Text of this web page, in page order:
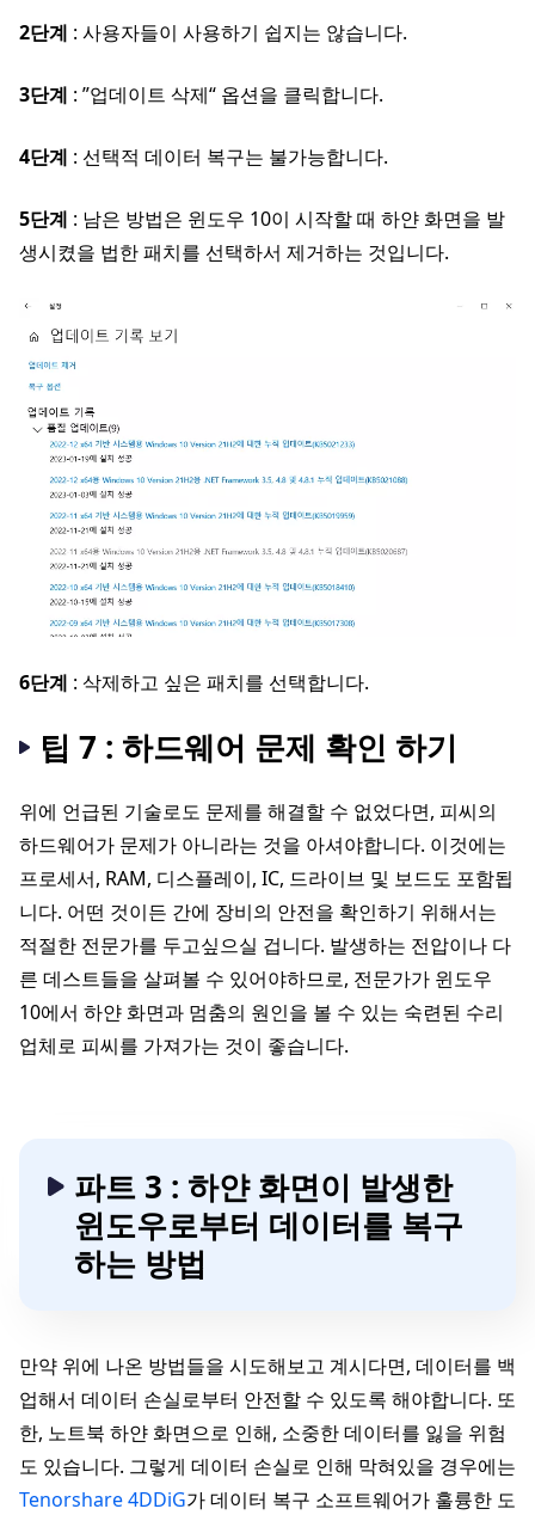
2단계 : 사용자들이 사용하기 쉽지는 않습니다.
3단계 : ”업데이트 삭제“ 옵션을 클릭합니다.
4단계 : 선택적 데이터 복구는 불가능합니다.
5단계 : 남은 방법은 윈도우 10이 시작할 때 하얀 화면을 발
생시켰을 법한 패치를 선택하서 제거하는 것입니다.
6단계 : 삭제하고 싶은 패치를 선택합니다.
팁 7 : 하드웨어 문제 확인 하기
위에 언급된 기술로도 문제를 해결할 수 없었다면, 피씨의
하드웨어가 문제가 아니라는 것을 아셔야합니다. 이것에는
프로세서, RAM, 디스플레이, IC, 드라이브 및 보드도 포함됩
니다. 어떤 것이든 간에 장비의 안전을 확인하기 위해서는
적절한 전문가를 두고싶으실 겁니다. 발생하는 전압이나 다
른 데스트들을 살펴볼 수 있어야하므로, 전문가가 윈도우
10에서 하얀 화면과 멈춤의 원인을 볼 수 있는 숙련된 수리
업체로 피씨를 가져가는 것이 좋습니다.
파트 3 : 하얀 화면이 발생한
윈도우로부터 데이터를 복구
하는 방법
만약 위에 나온 방법들을 시도해보고 계시다면, 데이터를 백
업해서 데이터 손실로부터 안전할 수 있도록 해야합니다. 또
한, 노트북 하얀 화면으로 인해, 소중한 데이터를 잃을 위험
도 있습니다. 그렇게 데이터 손실로 인해 막혀있을 경우에는
Tenorshare 4DDiG가 데이터 복구 소프트웨어가 훌륭한 도